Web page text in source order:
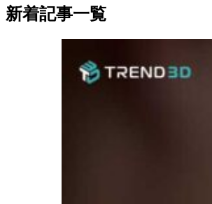
新着記事一覧